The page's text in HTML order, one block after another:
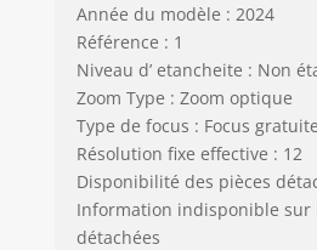
est
Année du modèle : 2024
Référence : 1
Niveau d’ etancheite : Non
Zoom Type : Zoom optique
Type de focus : Focus gratuite
Résolution fixe effective : 12
Disponibilité des pièces
Information indisponible sur
détachées